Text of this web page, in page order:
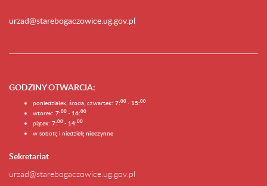
urzad@starebogaczowice.ug.gov.pl
GODZINY OTWARCIA:
poniedziałek, środa, czwartek: 7:00 - 15:00
wtorek: 7:00 - 16:00
piątek: 7:00 - 14:00
w sobotę i niedzielę nieczynne
Sekretariat
urzad@starebogaczowice.ug.gov.pl